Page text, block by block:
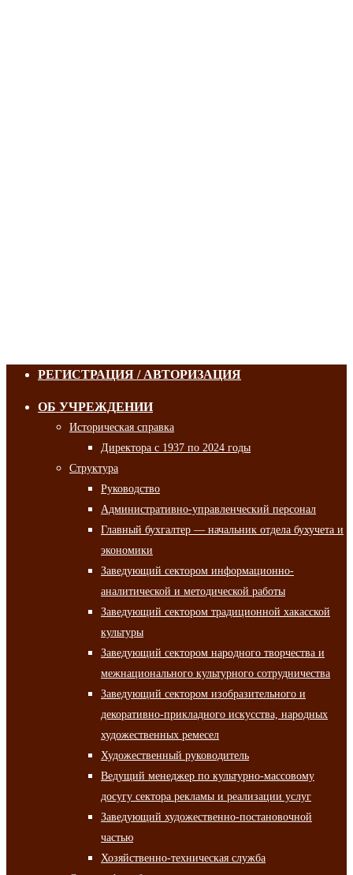
РЕГИСТРАЦИЯ / АВТОРИЗАЦИЯ
ОБ УЧРЕЖДЕНИИ
Историческая справка
Директора с 1937 по 2024 годы
Структура
Руководство
Административно-управленческий персонал
Главный бухгалтер — начальник отдела бухучета и
экономики
Заведующий сектором информационно-
аналитической и методической работы
Заведующий сектором традиционной хакасской
культуры
Заведующий сектором народного творчества и
межнационального культурного сотрудничества
Заведующий сектором изобразительного и
декоративно-прикладного искусства, народных
художественных ремесел
Художественный руководитель
Ведущий менеджер по культурно-массовому
досугу сектора рекламы и реализации услуг
Заведующий художественно-постановочной
частью
Хозяйственно-техническая служба